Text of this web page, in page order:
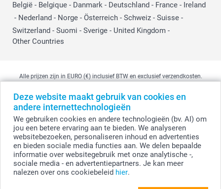
Deze website maakt gebruik van cookies en
andere internettechnologieën
We gebruiken cookies en andere technologieën (bv. AI) om
jou een betere ervaring aan te bieden. We analyseren
websitebezoeken, personaliseren inhoud en advertenties
en bieden sociale media functies aan. We delen bepaalde
informatie over websitegebruik met onze analytische -,
sociale media - en advertentiepartners. Je kan meer
nalezen over ons cookiebeleid hier.
België - Belgique - Danmark - Deutschland - France - Ireland
- Nederland - Norge - Österreich - Schweiz - Suisse -
Switzerland - Suomi - Sverige - United Kingdom -
Other Countries
© smartphoto group. Alle rechten voorbehouden
smartphoto group NV.
Kwatrechtsteenweg 160, 9230 Wetteren, België
BTW-nummer BE 0405.706.755
Ondernemingsnummer 0405.706.755.
Bankgegevens: IBAN BE71 2850 2711 5569 - BIC: GEBABEBB
Alle prijzen zijn in EURO (€) inclusief BTW en exclusief verzendkosten.